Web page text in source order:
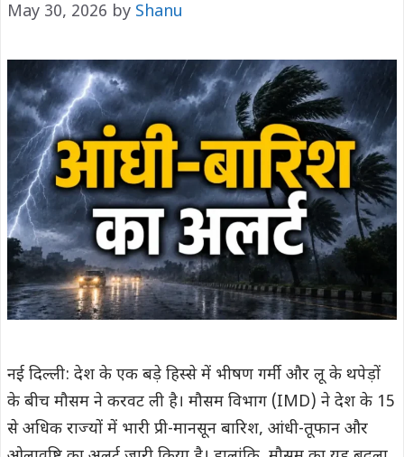
May 30, 2026 by Shanu
नई दिल्ली: देश के एक बड़े हिस्से में भीषण गर्मी और लू के थपेड़ों
के बीच मौसम ने करवट ली है। मौसम विभाग (IMD) ने देश के 15
से अधिक राज्यों में भारी प्री-मानसून बारिश, आंधी-तूफान और